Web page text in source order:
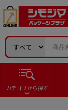
カテゴリから探す